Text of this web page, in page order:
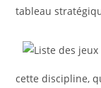
tableau
cette discipline,